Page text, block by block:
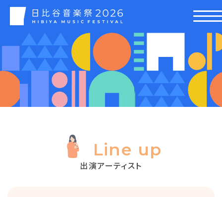
Line up
出演アーティスト